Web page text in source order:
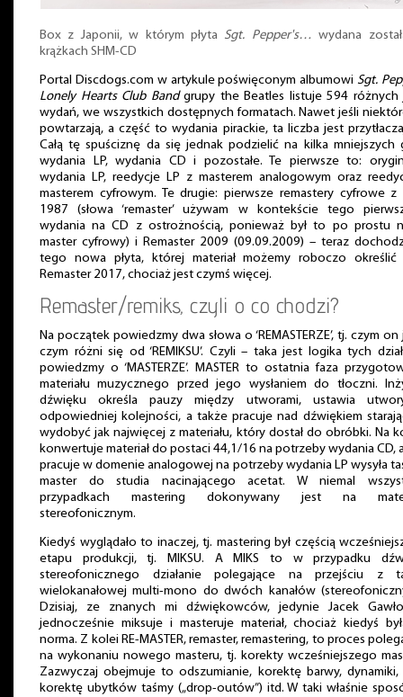
Box z Japonii, w którym płyta Sgt. Pepper's… wydana
krążkach SHM-CD
Portal Discdogs.com w artykule poświęconym albumowi Sgt.
Lonely Hearts Club Bandgrupy the Beatles listuje 594 różnych
wydań, we wszystkich dostępnych formatach. Nawet jeśli
powtarzają, a część to wydania pirackie, ta liczba jest
Całą tę spuściznę da się jednak podzielić na kilka mniejszych
wydania LP, wydania CD i pozostałe. Te pierwsze to:
wydania LP, reedycje LP z masterem analogowym oraz
masterem cyfrowym. Te drugie: pierwsze remastery cyfrowe z
1987 (słowa ‘remaster’ używam w kontekście tego
wydania na CD z ostrożnością, ponieważ był to po prostu
master cyfrowy) i Remaster 2009 (09.09.2009) – teraz
tego nowa płyta, której materiał możemy roboczo określić
Remaster 2017, chociaż jest czymś więcej.
Remaster/remiks, czyli o co chodzi?
Na początek powiedzmy dwa słowa o ‘REMASTERZE’, tj. czym
czym różni się od ‘REMIKSU’. Czyli – taka jest logika tych
powiedzmy o ‘MASTERZE’. MASTER to ostatnia faza
materiału muzycznego przed jego wysłaniem do tłoczni.
dźwięku określa pauzy między utworami, ustawia
odpowiedniej kolejności, a także pracuje nad dźwiękiem
wydobyć jak najwięcej z materiału, który dostał do obróbki. Na
konwertuje materiał do postaci 44,1/16 na potrzeby wydania CD,
pracuje w domenie analogowej na potrzeby wydania LP wysyła
master do studia nacinającego acetat. W niemal
przypadkach mastering dokonywany jest na
stereofonicznym.
Kiedyś wyglądało to inaczej, tj. mastering był częścią
etapu produkcji, tj. MIKSU. A MIKS to w przypadku
stereofonicznego działanie polegające na przejściu z
wielokanałowej multi-mono do dwóch kanałów
Dzisiaj, ze znanych mi dźwiękowców, jedynie Jacek
jednocześnie miksuje i masteruje materiał, chociaż kiedyś
norma. Z kolei RE-MASTER, remaster, remastering, to proces
na wykonaniu nowego masteru, tj. korekty wcześniejszego
Zazwyczaj obejmuje to odszumianie, korektę barwy, dynamiki,
korektę ubytków taśmy („drop-outów”) itd. W taki właśnie